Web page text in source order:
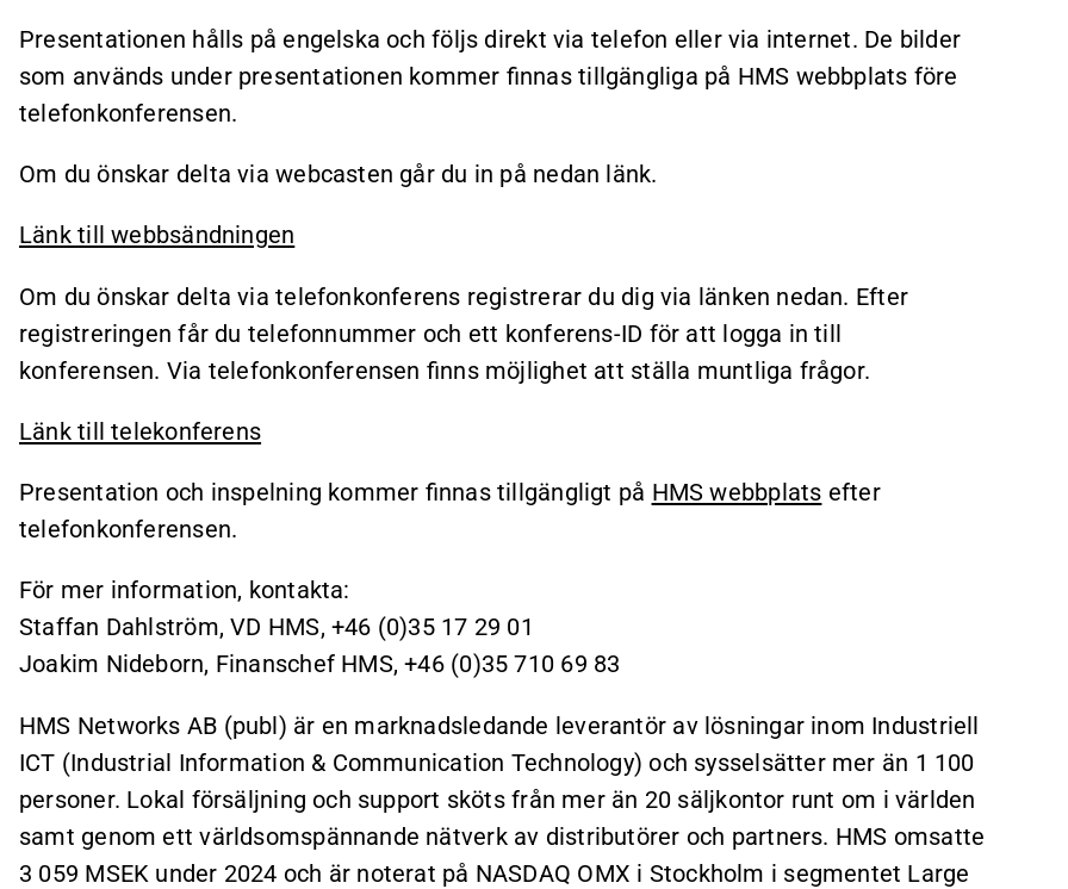
Presentationen hålls på engelska och följs direkt via telefon eller via internet. De bilder
som används under presentationen kommer finnas tillgängliga på HMS webbplats före
telefonkonferensen.
Om du önskar delta via webcasten går du in på nedan länk.
Länk till webbsändningen
Om du önskar delta via telefonkonferens registrerar du dig via länken nedan. Efter
registreringen får du telefonnummer och ett konferens-ID för att logga in till
konferensen. Via telefonkonferensen finns möjlighet att ställa muntliga frågor.
Länk till telekonferens
Presentation och inspelning kommer finnas tillgängligt på HMS webbplats efter
telefonkonferensen.
För mer information, kontakta:
Staffan Dahlström, VD HMS, +46 (0)35 17 29 01
Joakim Nideborn, Finanschef HMS, +46 (0)35 710 69 83
HMS Networks AB (publ) är en marknadsledande leverantör av lösningar inom Industriell
ICT (Industrial Information & Communication Technology) och sysselsätter mer än 1 100
personer. Lokal försäljning och support sköts från mer än 20 säljkontor runt om i världen
samt genom ett världsomspännande nätverk av distributörer och partners. HMS omsatte
3 059 MSEK under 2024 och är noterat på NASDAQ OMX i Stockholm i segmentet Large